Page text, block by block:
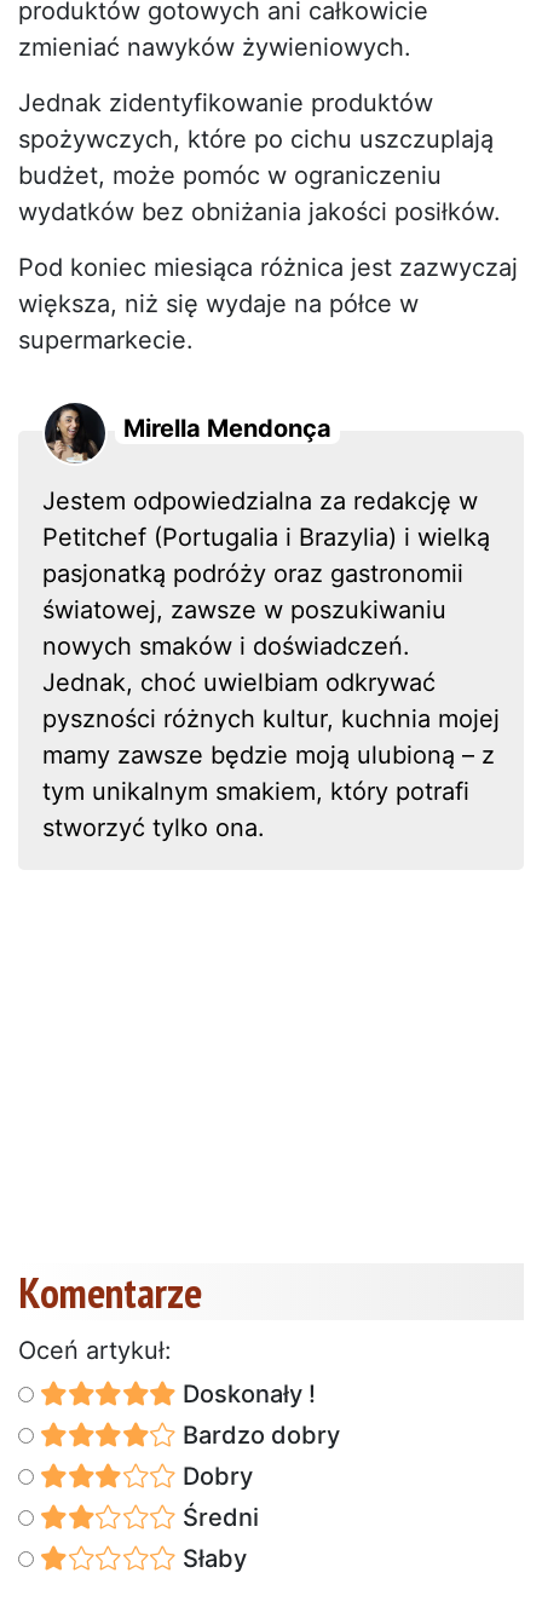
produktów gotowych ani całkowicie
zmieniać nawyków żywieniowych.
Jednak zidentyfikowanie produktów
spożywczych, które po cichu uszczuplają
budżet, może pomóc w ograniczeniu
wydatków bez obniżania jakości posiłków.
Pod koniec miesiąca różnica jest zazwyczaj
większa, niż się wydaje na półce w
supermarkecie.
Mirella Mendonça
Jestem odpowiedzialna za redakcję w
Petitchef (Portugalia i Brazylia) i wielką
pasjonatką podróży oraz gastronomii
światowej, zawsze w poszukiwaniu
nowych smaków i doświadczeń.
Jednak, choć uwielbiam odkrywać
pyszności różnych kultur, kuchnia mojej
mamy zawsze będzie moją ulubioną – z
tym unikalnym smakiem, który potrafi
stworzyć tylko ona.
Komentarze
Oceń artykuł:
Doskonały !
Bardzo dobry
Dobry
Średni
Słaby